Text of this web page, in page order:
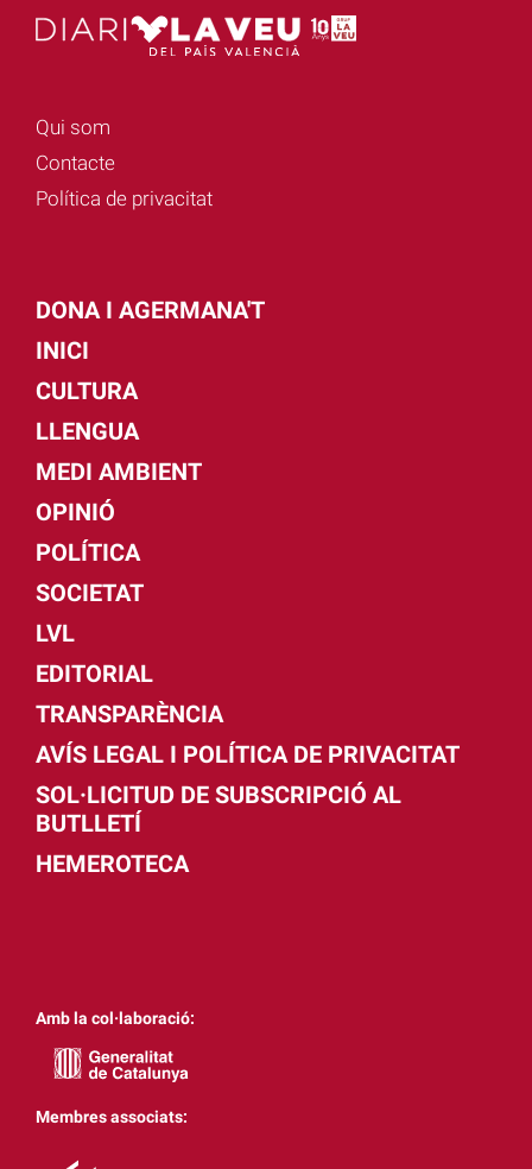
Qui som
Contacte
Política de privacitat
DONA I AGERMANA'T
INICI
CULTURA
LLENGUA
MEDI AMBIENT
OPINIÓ
POLÍTICA
SOCIETAT
LVL
EDITORIAL
TRANSPARÈNCIA
AVÍS LEGAL I POLÍTICA DE PRIVACITAT
SOL·LICITUD DE SUBSCRIPCIÓ AL
BUTLLETÍ
HEMEROTECA
Amb la col·laboració:
Membres associats: